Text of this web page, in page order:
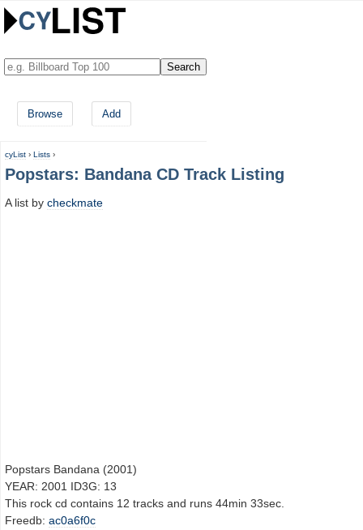
Browse Add
cyList › Lists ›
Popstars: Bandana CD Track Listing
A list by checkmate
Popstars Bandana (2001)
YEAR: 2001 ID3G: 13
This rock cd contains 12 tracks and runs 44min 33sec.
Freedb: ac0a6f0c